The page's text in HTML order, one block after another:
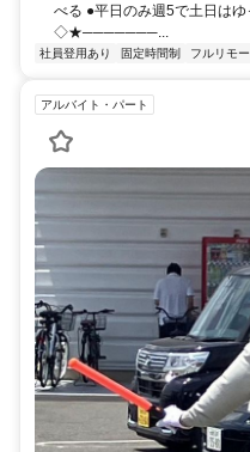
べる ●平日のみ週5で土日は
◇★───────...
社員登用あり 固定時間制 フルリモー
アルバイト・パート